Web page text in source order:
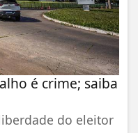
é crime; saiba
do eleitor